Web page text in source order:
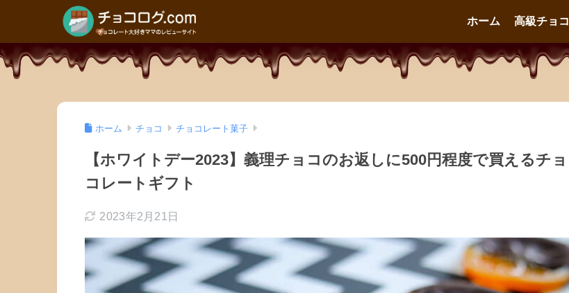
ホーム 高級チョコ
ホーム チョコ チョコレート菓子
【ホワイトデー2023】義理チョコのお返しに500円程度で買えるチョ
コレートギフト
2023年2月21日